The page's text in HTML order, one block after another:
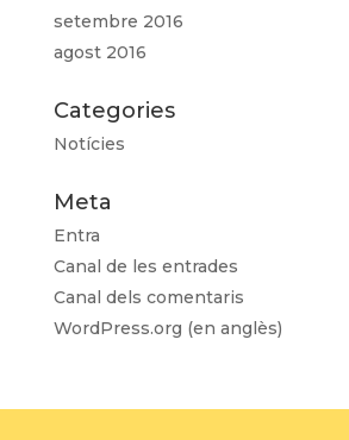
setembre 2016
agost 2016
Categories
Notícies
Meta
Entra
Canal de les entrades
Canal dels comentaris
WordPress.org (en anglès)